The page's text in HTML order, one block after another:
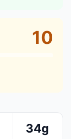
10
34g